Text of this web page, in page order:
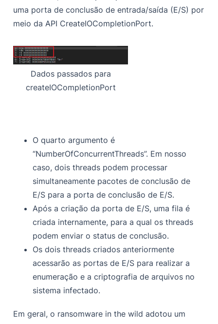
uma porta de conclusão de entrada/saída (E/S) por
meio da API CreateIOCompletionPort.
Dados passados para
createIOCompletionPort
O quarto argumento é
“NumberOfConcurrentThreads”. Em nosso
caso, dois threads podem processar
simultaneamente pacotes de conclusão de
E/S para a porta de conclusão de E/S.
Após a criação da porta de E/S, uma fila é
criada internamente, para a qual os threads
podem enviar o status de conclusão.
Os dois threads criados anteriormente
acessarão as portas de E/S para realizar a
enumeração e a criptografia de arquivos no
sistema infectado.
Em geral, o ransomware in the wild adotou um